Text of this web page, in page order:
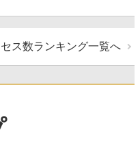
ス数ランキング一覧へ